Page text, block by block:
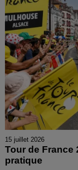
15 juillet 2026
Tour de France
pratique